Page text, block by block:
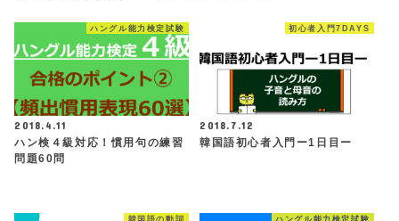
ハングル能力検定試験
2018.4.11
ハン検４級対応！慣用句の練習
問題60問
初心者入門7DAYS
2018.7.12
韓国語初心者入門ー1日目ー
韓国語の動詞 ハングル能力検定試験